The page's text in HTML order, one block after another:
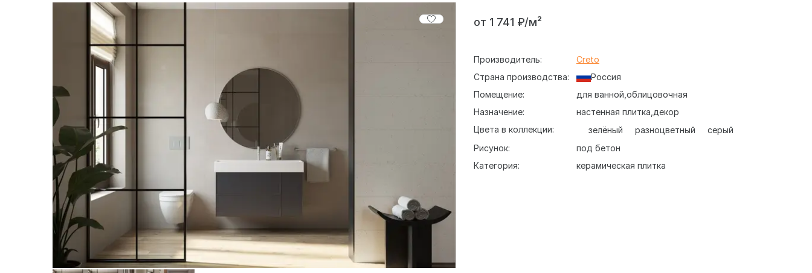
от 1 741 ₽/м²
Производитель:
Creto
Страна производства:
Россия
Помещение:
для ванной облицовочная
Назначение:
настенная плитка декор
Цвета в коллекции:
зелёный разноцветный
серый
Рисунок:
под бетон
Категория:
керамическая плитка